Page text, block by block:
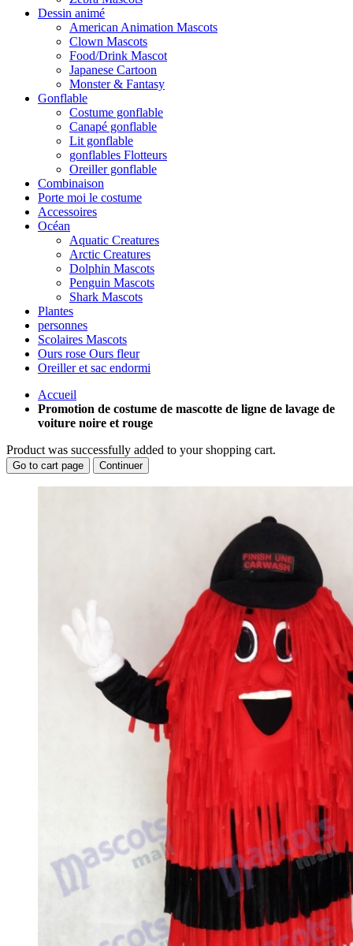
Dessin animé
American Animation Mascots
Clown Mascots
Food/Drink Mascot
Japanese Cartoon
Monster & Fantasy
Gonflable
Costume gonflable
Canapé gonflable
Lit gonflable
gonflables Flotteurs
Oreiller gonflable
Combinaison
Porte moi le costume
Accessoires
Océan
Aquatic Creatures
Arctic Creatures
Dolphin Mascots
Penguin Mascots
Shark Mascots
Plantes
personnes
Scolaires Mascots
Ours rose Ours fleur
Oreiller et sac endormi
Accueil
Promotion de costume de mascotte de ligne de lavage de
voiture noire et rouge
Product was successfully added to your shopping cart.
Go to cart page Continuer